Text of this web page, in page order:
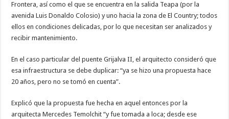
Frontera, así como el que se encuentra en la salida Teapa (por la
avenida Luis Donaldo Colosio) y uno hacia la zona de El Country; todos
ellos en condiciones delicadas, por lo que necesitan ser analizados y
recibir mantenimiento.
En el caso particular del puente Grijalva II, el arquitecto consideró que
esa infraestructura se debe duplicar: “ya se hizo una propuesta hace
20 años, pero no se tomó en cuenta”.
Explicó que la propuesta fue hecha en aquel entonces por la
arquitecta Mercedes Temolchit “y fue tomada a loca; desde ese